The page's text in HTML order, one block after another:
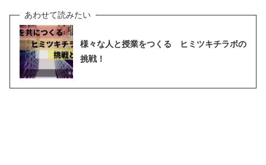
様々な人と授業をつくる ヒミツキチラボの
挑戦！